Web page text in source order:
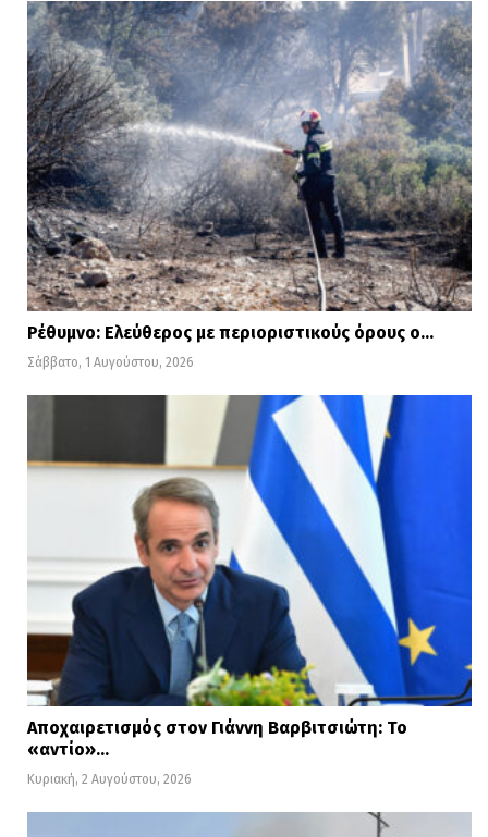
να στηρίζει νοικοκυριά και επιχειρήσεις
για όσο απαιτηθεί, και μέσα στο 2021,
προκειμένου να ξεπεράσουν την παρούσα
δοκιμασία με το μικρότερο δυνατό κόστος,
και να μπορέσουν να ανακάμψουν όσο
ταχύτερα γίνεται».
Ρέθυμνο: Ελεύθερος με περιοριστικούς όρους ο…
Σάββατο, 1 Αυγούστου, 2026
Αποχαιρετισμός στον Γιάννη Βαρβιτσιώτη: Το
«αντίο»…
Κυριακή, 2 Αυγούστου, 2026